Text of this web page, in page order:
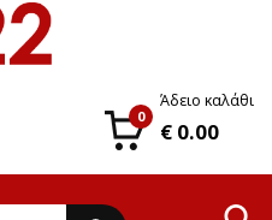
0
Άδειο καλάθι
€ 0.00